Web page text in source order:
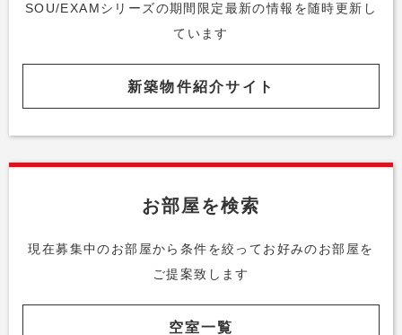
SOU/EXAMシリーズの期間限定最新の情報を随時更新し
ています
新築物件紹介サイト
お部屋を検索
現在募集中のお部屋から条件を絞ってお好みのお部屋を
ご提案致します
空室一覧